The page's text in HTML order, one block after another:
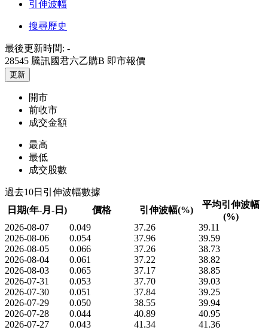
引伸波幅
搜尋歷史
最後更新時間: -
28545 騰訊國君六乙購B 即市報價
更新
開市
前收市
成交金額
最高
最低
成交股數
過去10日引伸波幅數據
日期(年-月-日)
價格 引伸波幅(%)
平均引伸波幅
(%)
2026-08-07
0.049 37.26
39.11
2026-08-06
0.054 37.96
39.59
2026-08-05
0.066 37.26
38.73
2026-08-04
0.061 37.22
38.82
2026-08-03
0.065 37.17
38.85
2026-07-31
0.053 37.70
39.03
2026-07-30
0.051 37.84
39.25
2026-07-29
0.050 38.55
39.94
2026-07-28
0.044 40.89
40.95
2026-07-27
0.043 41.34
41.36